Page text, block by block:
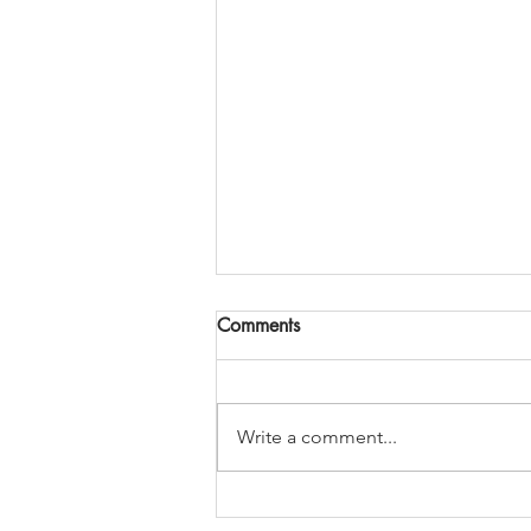
Kui mitte keegi ei olegi Sinuga
Comments
Write a comment...